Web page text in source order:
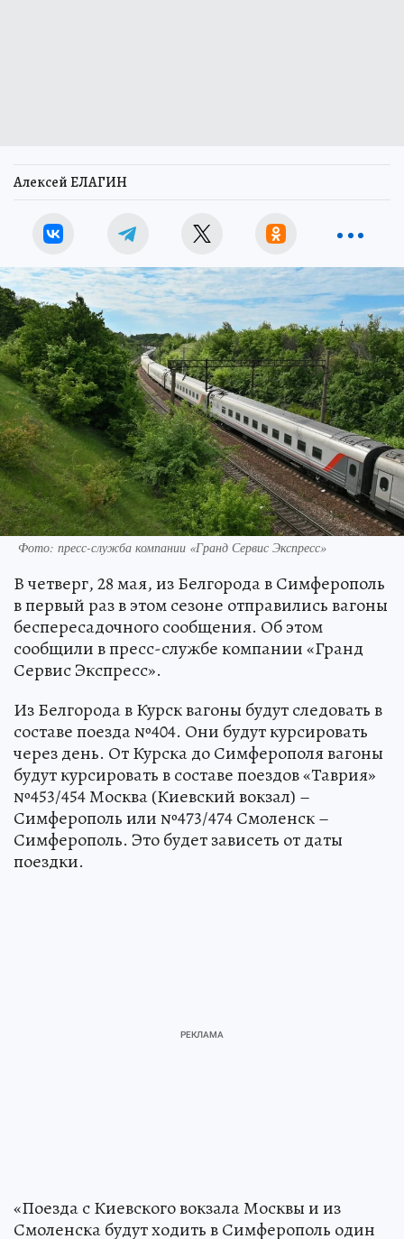
Алексей ЕЛАГИН
Фото: пресс-служба компании «Гранд Сервис Экспресс»
В четверг, 28 мая, из Белгорода в Симферополь
в первый раз в этом сезоне отправились вагоны
беспересадочного сообщения. Об этом
сообщили в пресс-службе компании «Гранд
Сервис Экспресс».
Из Белгорода в Курск вагоны будут следовать в
составе поезда №404. Они будут курсировать
через день. От Курска до Симферополя вагоны
будут курсировать в составе поездов «Таврия»
№453/454 Москва (Киевский вокзал) –
Симферополь или №473/474 Смоленск –
Симферополь. Это будет зависеть от даты
поездки.
«Поезда с Киевского вокзала Москвы и из
Смоленска будут ходить в Симферополь один